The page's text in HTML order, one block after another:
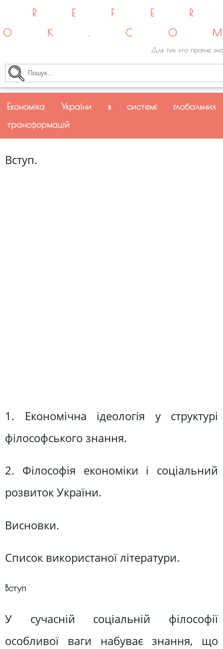
Для тих хто прагне
Економіка України в системі глобальних
трансформацій
Вступ.
1. Економічна ідеологія у структурі
філософського знання.
2. Філософія економіки і соціальний
розвиток України.
Висновки.
Список використаної літератури.
Вступ
У сучасній соціальній філософії
особливої ваги набуває знання, що